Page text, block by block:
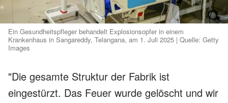
Ein Gesundheitspfleger behandelt Explosionsopfer in einem
Krankenhaus in Sangareddy, Telangana, am 1. Juli 2025 | Quelle: Getty
Images
"Die gesamte Struktur der Fabrik ist
eingestürzt. Das Feuer wurde gelöscht und wir